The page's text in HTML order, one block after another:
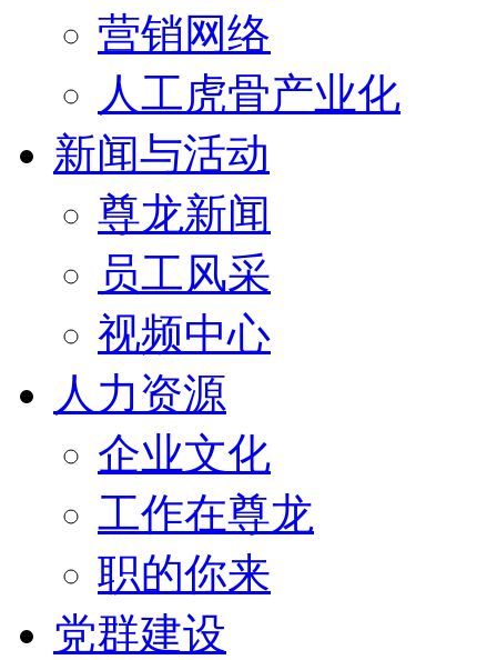
营销网络
人工虎骨产业化
新闻与活动
尊龙新闻
员工风采
视频中心
人力资源
企业文化
工作在尊龙
职的你来
党群建设